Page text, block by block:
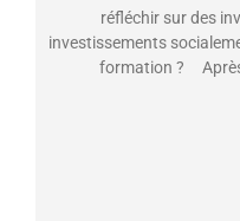
réfléchir sur des
investissements
formation ?